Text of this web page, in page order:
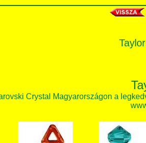
Crystal Magyarországon a